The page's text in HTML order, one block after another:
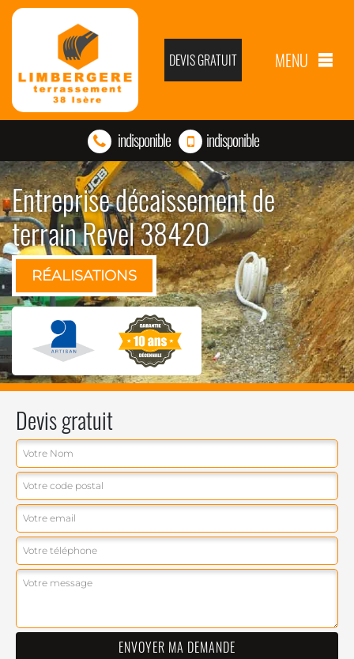
DEVIS GRATUIT MENU
indisponible indisponible
Entreprise décaissement de
terrain Revel 38420
RÉALISATIONS
Devis gratuit